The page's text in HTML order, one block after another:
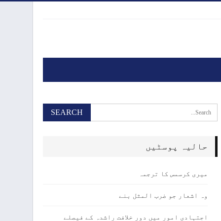
حالیہ پوسٹیں
میری کرسمس کا ترجمہ
وہ اشعار جو ضرب المثل بنے
اجتہادی امور میں دور خلافت راشدہ کے فیصلے